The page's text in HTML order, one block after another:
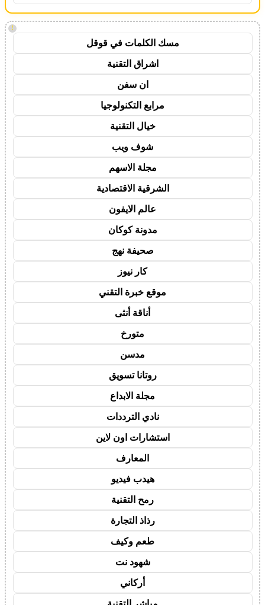
!
مسك الكلمات في قوقل
اشراق التقنية
ان سفن
مرابع التكنولوجيا
خيال التقنية
شوف ويب
مجلة الاسهم
الشرقية الاقتصادية
عالم الايفون
مدونة كوكان
صحيفة نهج
كار نيوز
موقع خبرة التقني
أناقة أنثى
متورخ
مدسن
روتانا تسويق
مجلة الابداع
نادي الترددات
استشارات اون لاين
المعارف
هيدب فيديو
رمح التقنية
رذاذ التجارة
طعم وكيف
شهود نت
أركاني